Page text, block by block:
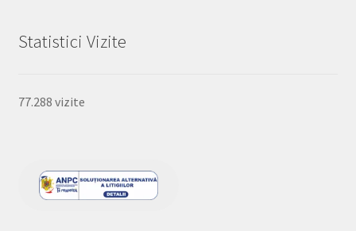
Statistici Vizite
77.288 vizite